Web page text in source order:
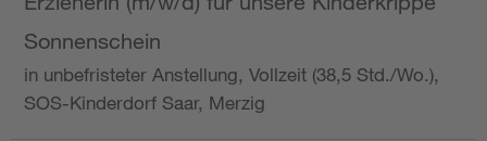
Sonnenschein
in unbefristeter Anstellung, Vollzeit (38,5 Std./Wo.),
SOS-Kinderdorf Saar, Merzig